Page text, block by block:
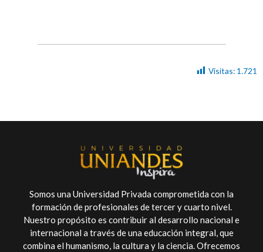
Visitas: 1.721
Somos una Universidad Privada comprometida con la
formación de profesionales de tercer y cuarto nivel.
Nuestro propósito es contribuir al desarrollo nacional e
internacional a través de una educación integral, que
combina el humanismo, la cultura y la ciencia. Ofrecemos